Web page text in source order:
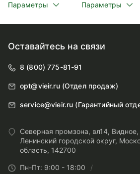
Параметры Параметры
Оставайтесь на связи
8 (800) 775-81-91
opt@vieir.ru (Отдел продаж)
service@vieir.ru (Гарантийный
Северная промзона, вл14, Видное,
Ленинский городской округ,
область, 142700
Пн-Пт: 9:00 - 18:00